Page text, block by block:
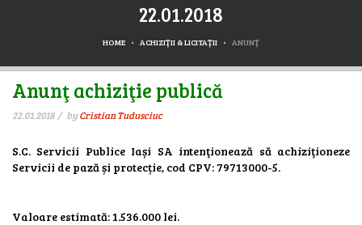
22.01.2018
HOME ACHIZIŢII & LICITAŢII ANUNŢ
Anunţ achiziţie publică
22.01.2018 byCristian Tudusciuc
S.C. Servicii Publice Iași SA intenţionează să achiziţioneze
Servicii de pază și protecție, cod CPV: 79713000-5.
Valoare estimată: 1.536.000 lei.